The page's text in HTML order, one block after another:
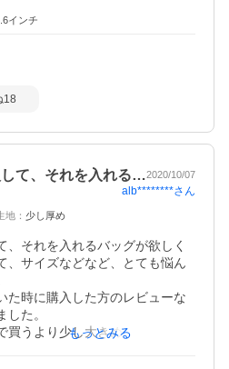
いファイルも一緒に入ります。
付いていて
インバックとしても普通のバッ
げたら「使いやすい！」と喜ん
たです。
インチ
18
て、それを入れる…2020/10/07
alb********さん
地 ： 少し厚め
、それを入れるバッグが欲しく
、サイズなどなど、とても悩ん
た時に購入した方のレビューな
た。
買うより少し大きめのサイズが
もっとみる